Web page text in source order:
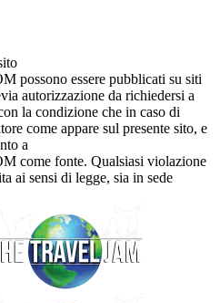
possono essere pubblicati su siti
autorizzazione da richiedersi a
la condizione che in caso di
come appare sul presente sito, e
a
come fonte. Qualsiasi violazione
ai sensi di legge, sia in sede